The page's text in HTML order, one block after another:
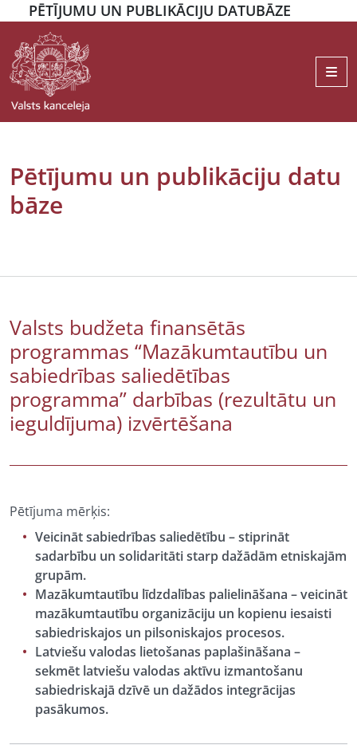
PĒTĪJUMU UN PUBLIKĀCIJU DATUBĀZE
Pētījumu un publikāciju datu
bāze
Valsts budžeta finansētās
programmas “Mazākumtautību un
sabiedrības saliedētības
programma” darbības (rezultātu un
ieguldījuma) izvērtēšana
Pētījuma mērķis:
Veicināt sabiedrības saliedētību – stiprināt
sadarbību un solidaritāti starp dažādām etniskajām
grupām.
Mazākumtautību līdzdalības palielināšana – veicināt
mazākumtautību organizāciju un kopienu iesaisti
sabiedriskajos un pilsoniskajos procesos.
Latviešu valodas lietošanas paplašināšana –
sekmēt latviešu valodas aktīvu izmantošanu
sabiedriskajā dzīvē un dažādos integrācijas
pasākumos.